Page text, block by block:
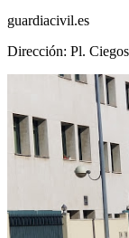
guardiacivil.es
Dirección: Pl.